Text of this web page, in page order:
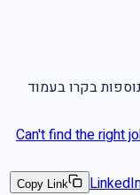
בקרו בעמוד
Can't find the right
Copy Link